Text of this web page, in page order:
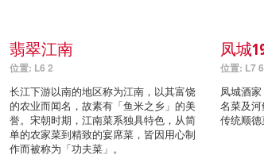
翡翠江南
位置: L6 2
长江下游以南的地区称为江南，以其富饶
的农业而闻名，故素有「鱼米之乡」的美
誉。宋朝时期，江南菜系独具特色，从简
单的农家菜到精致的宴席菜，皆因用心制
作而被称为「功夫菜」。
凤城
位置: L7 6
凤城酒
名菜及
传统顺德